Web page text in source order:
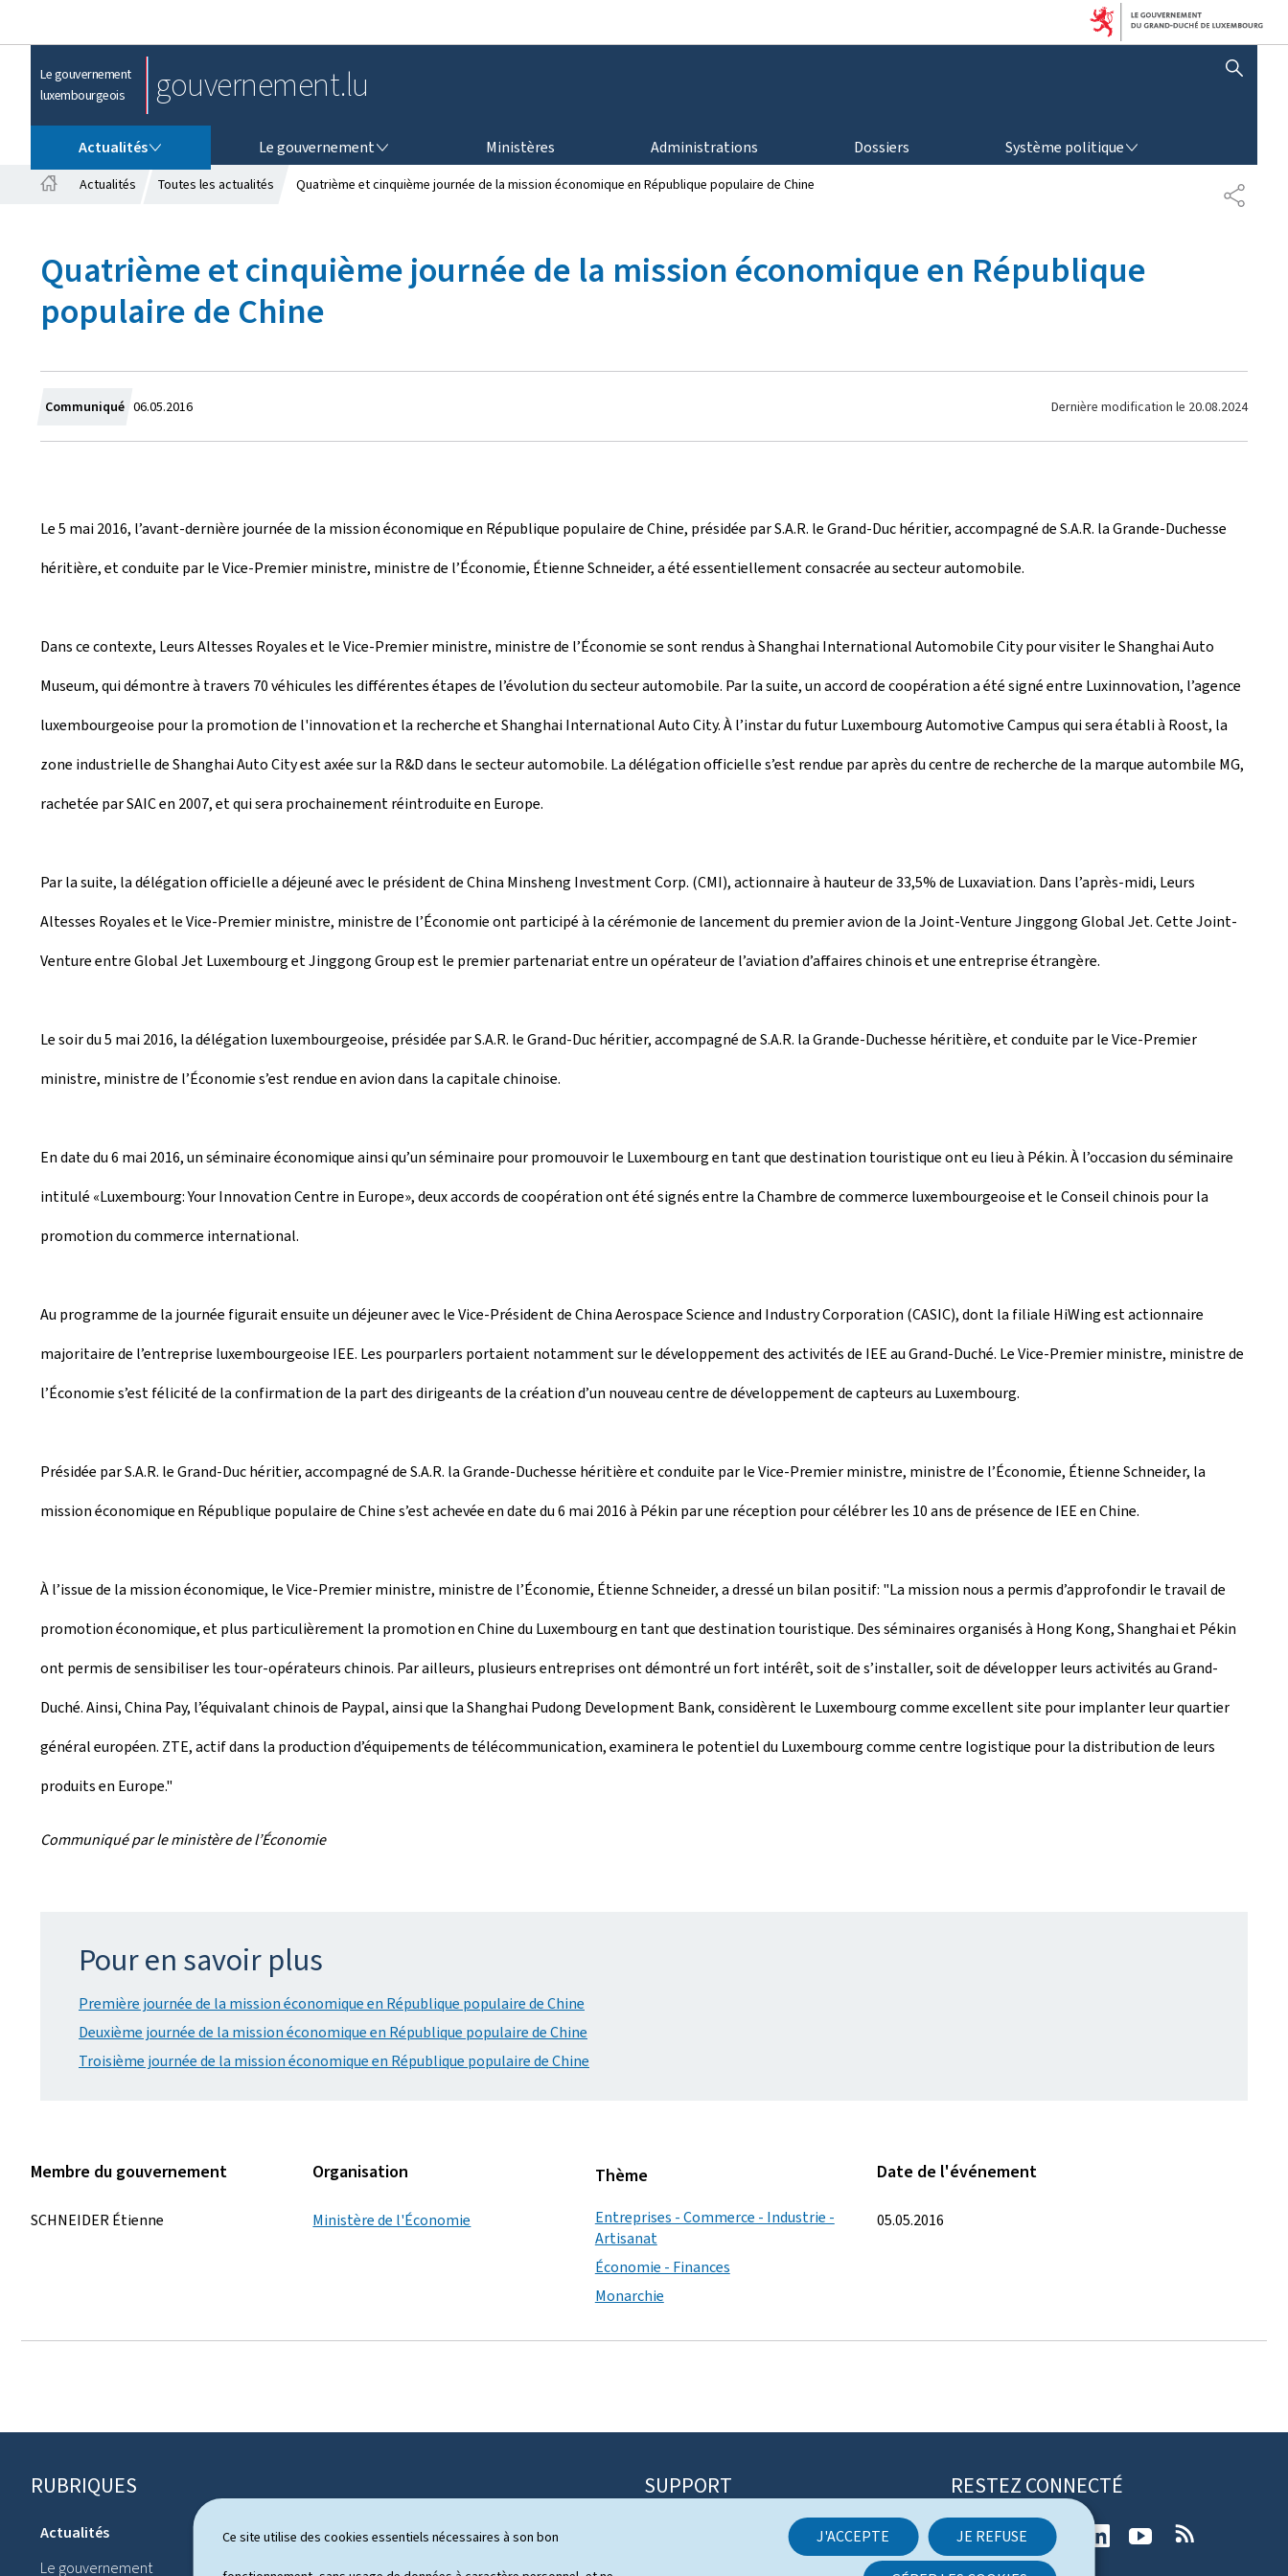
Ce site utilise des cookies essentiels nécessaires à son bon J'ACCEPTE JE REFUSE
Le gouvernement
luxembourgeois
gouvernement.lu AFFICHER / MASQUER LA RECHERCHE
Actualités Le gouvernement Ministères Administrations Dossiers Système politique
P
A
u
e
Actualités Toutes les actualités Quatrième et cinquième journée de la mission économique en République populaire de Chine
Quatrième et cinquième journée de la mission économique en République
populaire de Chine
Communiqué C
r
e
l
06.05.2016 Dernière modification le 20.08.2024
Le 5 mai 2016, l’avant-dernière journée de la mission économique en République populaire de Chine, présidée par S.A.R. le Grand-Duc héritier, accompagné de S.A.R. la Grande-Duchesse
héritière, et conduite par le Vice-Premier ministre, ministre de l’Économie, Étienne Schneider, a été essentiellement consacrée au secteur automobile.
Dans ce contexte, Leurs Altesses Royales et le Vice-Premier ministre, ministre de l’Économie se sont rendus à Shanghai International Automobile City pour visiter le Shanghai Auto
Museum, qui démontre à travers 70 véhicules les différentes étapes de l’évolution du secteur automobile. Par la suite, un accord de coopération a été signé entre Luxinnovation, l’agence
luxembourgeoise pour la promotion de l'innovation et la recherche et Shanghai International Auto City. À l’instar du futur Luxembourg Automotive Campus qui sera établi à Roost, la
zone industrielle de Shanghai Auto City est axée sur la R&D dans le secteur automobile. La délégation officielle s’est rendue par après du centre de recherche de la marque autombile MG,
rachetée par SAIC en 2007, et qui sera prochainement réintroduite en Europe.
Par la suite, la délégation officielle a déjeuné avec le président de China Minsheng Investment Corp. (CMI), actionnaire à hauteur de 33,5% de Luxaviation. Dans l’après-midi, Leurs
Altesses Royales et le Vice-Premier ministre, ministre de l’Économie ont participé à la cérémonie de lancement du premier avion de la Joint-Venture Jinggong Global Jet. Cette Joint-
Venture entre Global Jet Luxembourg et Jinggong Group est le premier partenariat entre un opérateur de l’aviation d’affaires chinois et une entreprise étrangère.
Le soir du 5 mai 2016, la délégation luxembourgeoise, présidée par S.A.R. le Grand-Duc héritier, accompagné de S.A.R. la Grande-Duchesse héritière, et conduite par le Vice-Premier
ministre, ministre de l’Économie s’est rendue en avion dans la capitale chinoise.
En date du 6 mai 2016, un séminaire économique ainsi qu’un séminaire pour promouvoir le Luxembourg en tant que destination touristique ont eu lieu à Pékin. À l’occasion du séminaire
intitulé «Luxembourg: Your Innovation Centre in Europe», deux accords de coopération ont été signés entre la Chambre de commerce luxembourgeoise et le Conseil chinois pour la
promotion du commerce international.
Au programme de la journée figurait ensuite un déjeuner avec le Vice-Président de China Aerospace Science and Industry Corporation (CASIC), dont la filiale HiWing est actionnaire
majoritaire de l’entreprise luxembourgeoise IEE. Les pourparlers portaient notamment sur le développement des activités de IEE au Grand-Duché. Le Vice-Premier ministre, ministre de
l’Économie s’est félicité de la confirmation de la part des dirigeants de la création d’un nouveau centre de développement de capteurs au Luxembourg.
Présidée par S.A.R. le Grand-Duc héritier, accompagné de S.A.R. la Grande-Duchesse héritière et conduite par le Vice-Premier ministre, ministre de l’Économie, Étienne Schneider, la
mission économique en République populaire de Chine s’est achevée en date du 6 mai 2016 à Pékin par une réception pour célébrer les 10 ans de présence de IEE en Chine.
À l’issue de la mission économique, le Vice-Premier ministre, ministre de l’Économie, Étienne Schneider, a dressé un bilan positif: "La mission nous a permis d’approfondir le travail de
promotion économique, et plus particulièrement la promotion en Chine du Luxembourg en tant que destination touristique. Des séminaires organisés à Hong Kong, Shanghai et Pékin
ont permis de sensibiliser les tour-opérateurs chinois. Par ailleurs, plusieurs entreprises ont démontré un fort intérêt, soit de s’installer, soit de développer leurs activités au Grand-
Duché. Ainsi, China Pay, l’équivalant chinois de Paypal, ainsi que la Shanghai Pudong Development Bank, considèrent le Luxembourg comme excellent site pour implanter leur quartier
général européen. ZTE, actif dans la production d’équipements de télécommunication, examinera le potentiel du Luxembourg comme centre logistique pour la distribution de leurs
produits en Europe."
Communiqué par le ministère de l’Économie
Pour en savoir plus
Première journée de la mission économique en République populaire de Chine
Deuxième journée de la mission économique en République populaire de Chine
Troisième journée de la mission économique en République populaire de Chine
Membre du gouvernement
SCHNEIDER Étienne
Organisation
Ministère de l'Économie
Thème
Entreprises - Commerce - Industrie -
Artisanat
Économie - Finances
Monarchie
Date de l'événement
05.05.2016
PRUBRIQUES
Actualités
Le gouvernement
Système politique
SUPPORT RESTEZ CONNECTÉ
T
w
F
a